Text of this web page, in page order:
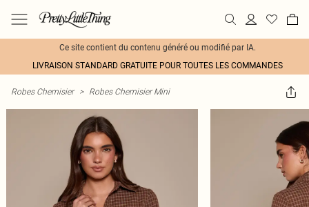
Ce site contient du contenu généré ou modifié par IA.
LIVRAISON STANDARD GRATUITE POUR TOUTES LES COMMANDES
Robes Chemisier > Robes Chemisier Mini